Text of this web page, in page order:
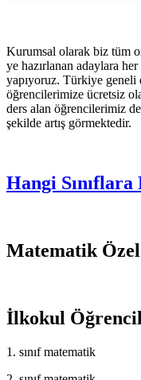
Kurumsal olarak biz tüm
ye hazırlanan adaylara
yapıyoruz. Türkiye geneli
öğrencilerimize ücretsiz
ders alan öğrencilerimiz
şekilde artış görmektedir.
Hangi
Matematik Özel
İlkokul
1. sınıf matematik